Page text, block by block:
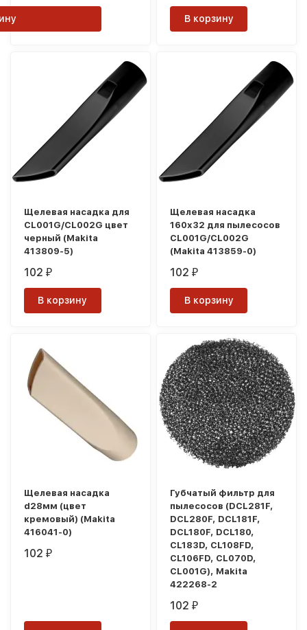
В корзину
Щелевая насадка для
CL001G/CL002G цвет
черный (Makita
413809-5)
102₽
В корзину
Щелевая насадка
160x32 для пылесосов
CL001G/CL002G
(Makita 413859-0)
102₽
В корзину
Щелевая насадка
d28мм (цвет
кремовый) (Makita
416041-0)
102₽
Губчатый фильтр для
пылесосов (DCL281F,
DCL280F, DCL181F,
DCL180F, DCL180,
CL183D, CL108FD,
CL106FD, CL070D,
CL001G), Makita
422268-2
102₽